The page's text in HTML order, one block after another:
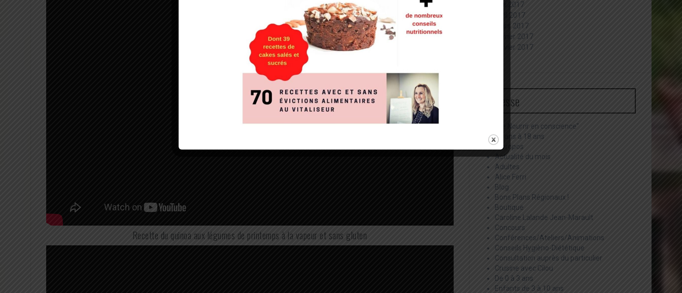
Recette du quinoa aux légumes de printemps à la vapeur et sans gluten
mai 2017
avril 2017
mars 2017
février 2017
janvier 2017
Presse
"Se Nourrir en conscience"
11 ans à 18 ans
A propos
Actualité du mois
Adultes
Alice Ferri
Blog
Bons Plans Régionaux !
Boutique
Caroline Lalande Jean-Marault
Concours
Conférences/Ateliers/Animations
Conseils Hygièno-Diététique
Consultation auprès du particulier
Crusine avec Cilou
De 0 à 3 ans
Enfants de 3 à 10 ans